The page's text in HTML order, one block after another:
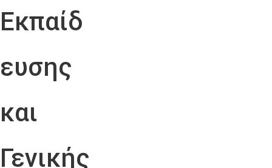
Εκπαίδ
ευσης
και
Γενικής